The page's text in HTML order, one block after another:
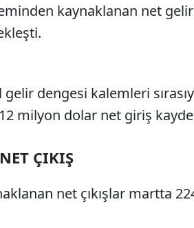
kaynaklanan net
dengesi kalemleri
milyon dolar net giriş
ÇIKIŞ
net çıkışlar martta